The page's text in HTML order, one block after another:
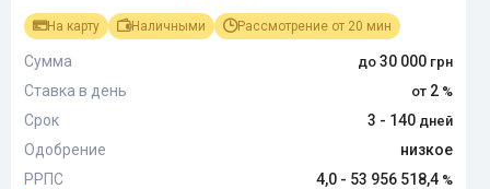
На карту Наличными Рассмотрение от 20 мин
Сумма
30 000
Ставка в день
2
Срок
3 - 140
Одобрение
низкое
РРПС
4,0 - 53 956 518,4